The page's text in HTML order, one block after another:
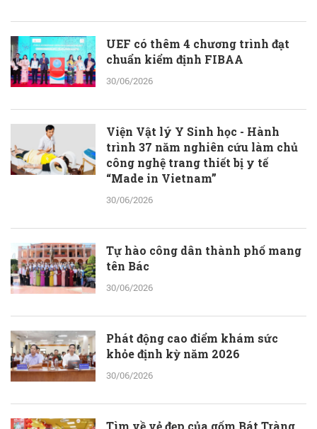
UEF có thêm 4 chương trình đạt
chuẩn kiểm định FIBAA
30/06/2026
Viện Vật lý Y Sinh học - Hành
trình 37 năm nghiên cứu làm chủ
công nghệ trang thiết bị y tế
“Made in Vietnam”
30/06/2026
Tự hào công dân thành phố mang
tên Bác
30/06/2026
Phát động cao điểm khám sức
khỏe định kỳ năm 2026
30/06/2026
Tìm về vẻ đẹp của gốm Bát Tràng